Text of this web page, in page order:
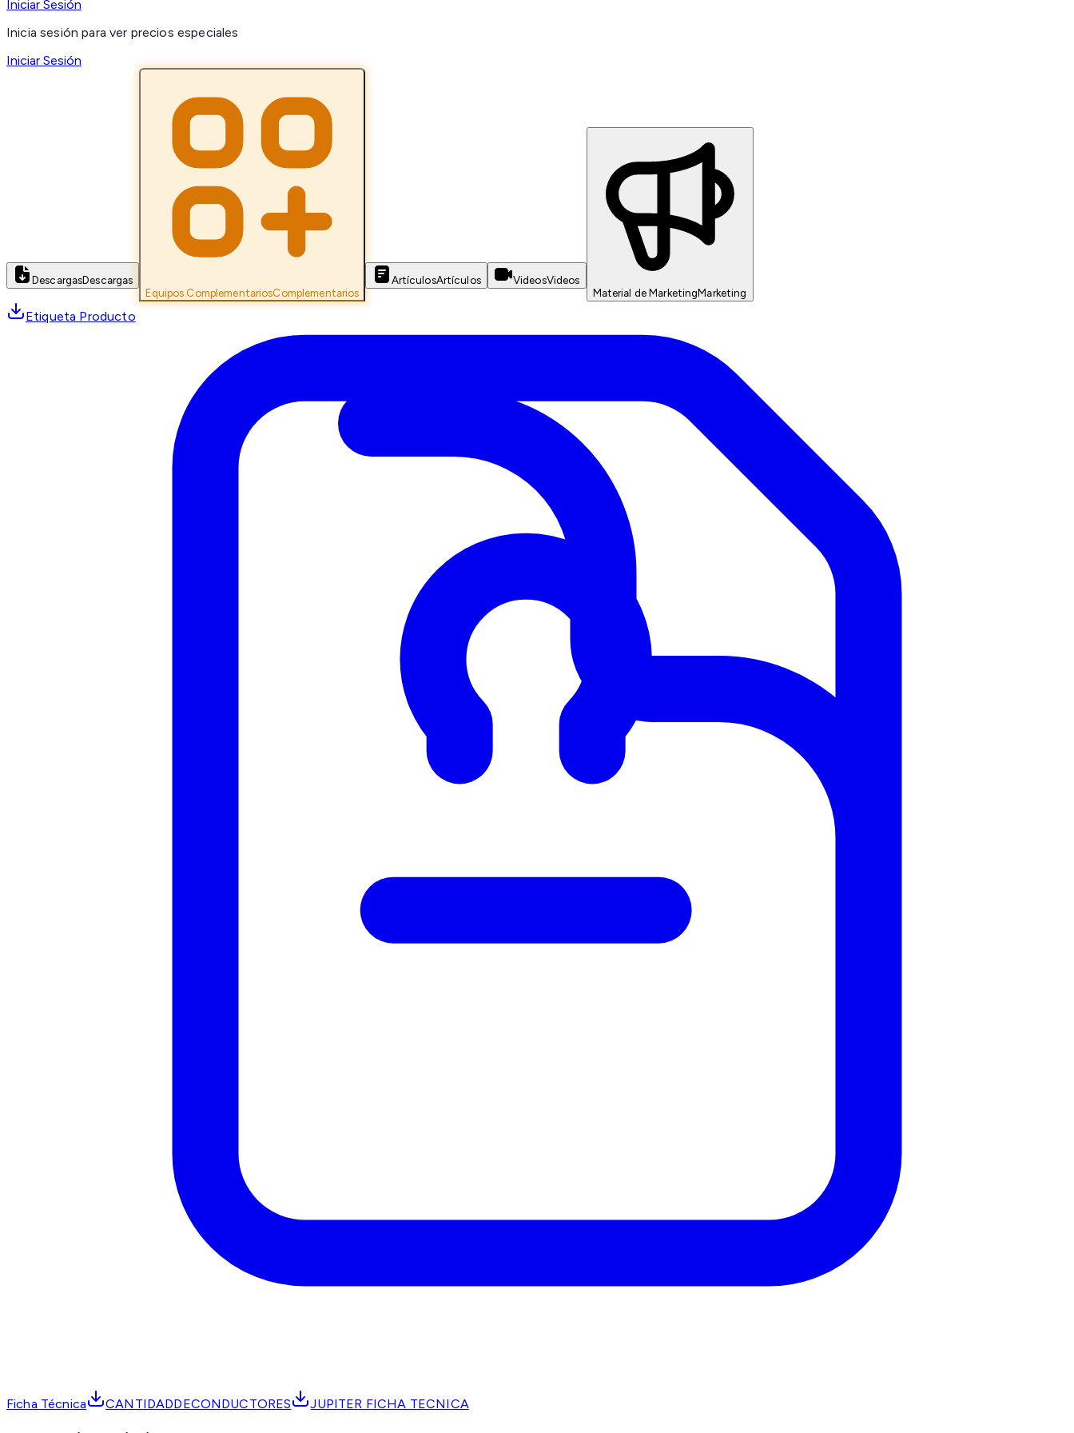
Iniciar Sesión
Inicia sesión para ver precios especiales
Iniciar Sesión
DescargasDescargas
Equipos ComplementariosComplementarios
ArtículosArtículos VideosVideos
Material de MarketingMarketing
Etiqueta Producto
Ficha Técnica CANTIDADDECONDUCTORES JUPITER FICHA TECNICA